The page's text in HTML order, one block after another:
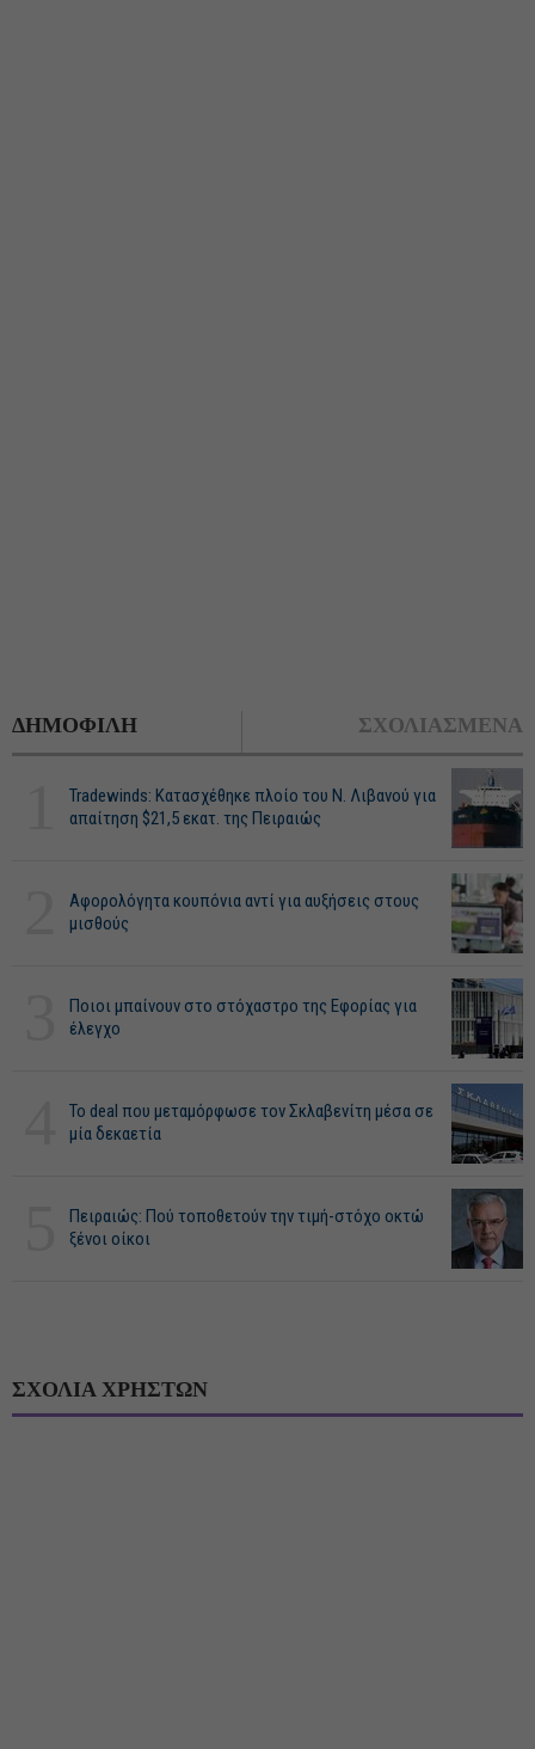
ΔΗΜΟΦΙΛΗ ΣΧΟΛΙΑΣΜΕΝΑ
Tradewinds: Κατασχέθηκε πλοίο του Ν. Λιβανού για
απαίτηση $21,5 εκατ. της Πειραιώς
Αφορολόγητα κουπόνια αντί για αυξήσεις στους
μισθούς
Ποιοι μπαίνουν στο στόχαστρο της Εφορίας για
έλεγχο
Το deal που μεταμόρφωσε τον Σκλαβενίτη μέσα σε
μία δεκαετία
Πειραιώς: Πού τοποθετούν την τιμή-στόχο οκτώ
ξένοι οίκοι
ΣΧΟΛΙΑ ΧΡΗΣΤΩΝ